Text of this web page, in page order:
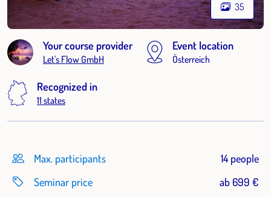
35
Your course provider
Let's Flow GmbH
Event location
Österreich
Recognized in
11 states
Max. participants
14 people
Seminar price
ab 699 €